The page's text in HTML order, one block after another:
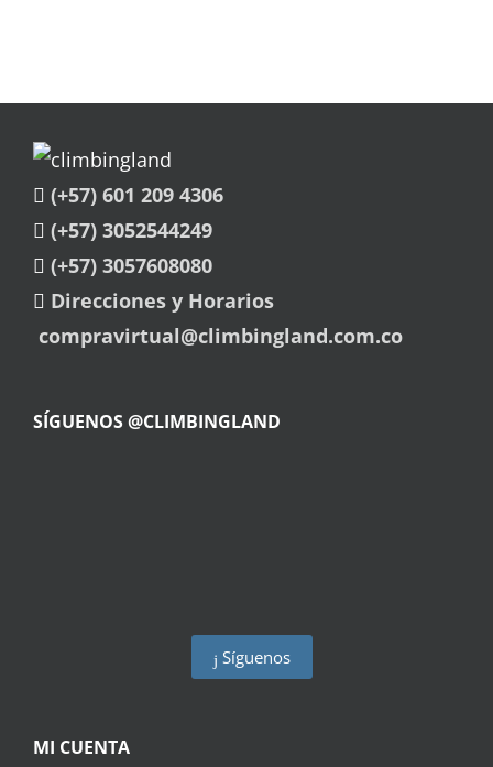
(+57) 601 209 4306
(+57) 3052544249
(+57) 3057608080
Direcciones y Horarios
compravirtual@climbingland.com.co
SÍGUENOS @CLIMBINGLAND
Síguenos
MI CUENTA